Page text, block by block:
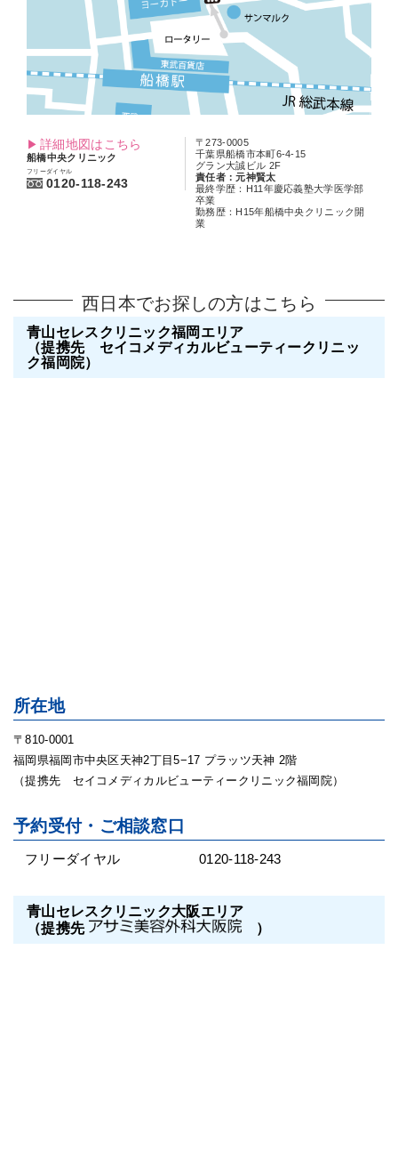
詳細地図はこちら
船橋中央クリニック
フリーダイヤル
0120-118-243
〒273-0005
千葉県船橋市本町6-4-15
グラン大誠ビル 2F
責任者：元神賢太
最終学歴：H11年慶応義塾大学医学部
卒業
勤務歴：H15年船橋中央クリニック開
業
西日本でお探しの方はこちら
青山セレスクリニック福岡エリア
（提携先 セイコメディカルビューティークリニッ
ク福岡院）
所在地
〒810-0001
福岡県福岡市中央区天神2丁目5−17 プラッツ天神 2階
（提携先 セイコメディカルビューティークリニック福岡院）
予約受付・ご相談窓口
フリーダイヤル 0120-118-243
青山セレスクリニック大阪エリア
（提携先
）